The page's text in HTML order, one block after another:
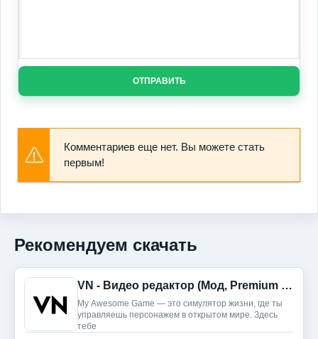
ОТПРАВИТЬ
Комментариев еще нет. Вы можете стать
первым!
Рекомендуем скачать
VN - Видео редактор (Мод, Premium Unlocked)
My Awesome Game — это симулятор жизни, где ты
управляешь персонажем в открытом мире. Здесь
тебе